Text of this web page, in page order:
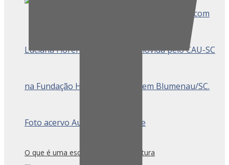
O que é uma escola livre de arquitetura